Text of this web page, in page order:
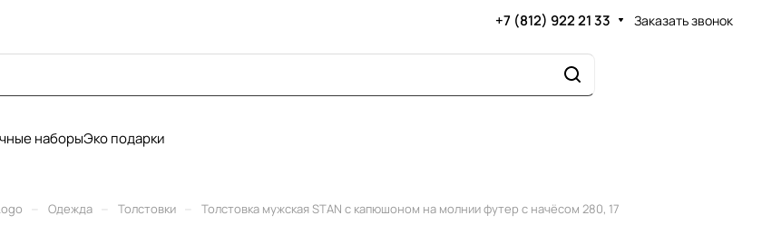
+7 (812) 922 21 33 Заказать звонок
наборыЭко подарки
Одежда Толстовки Толстовка мужская STAN с капюшоном на молнии футер с начёсом 280, 17